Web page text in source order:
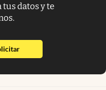
datos y te
abre en nueva pestaña